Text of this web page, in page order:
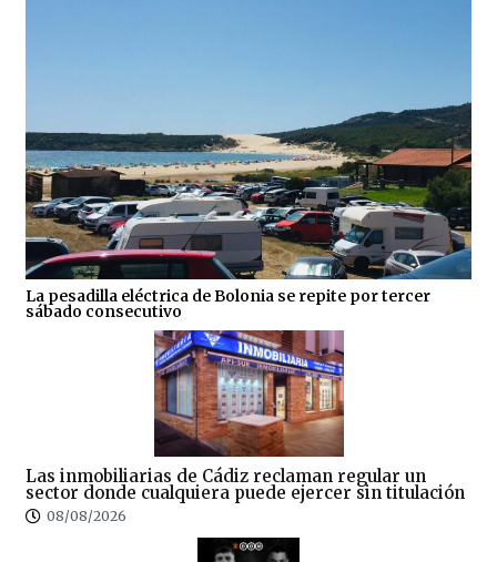
La pesadilla eléctrica de Bolonia se repite por tercer
sábado consecutivo
Las inmobiliarias de Cádiz reclaman regular un
sector donde cualquiera puede ejercer sin titulación
08/08/2026